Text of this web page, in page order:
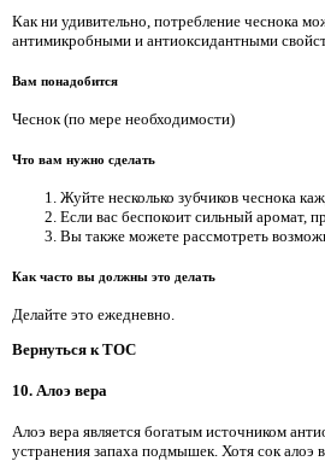
Как ни удивительно, потребление чеснока
антимикробными и антиоксидантными
Вам понадобится
Чеснок (по мере необходимости)
Что вам нужно сделать
Жуйте несколько зубчиков чеснока
Если вас беспокоит сильный аромат,
Вы также можете рассмотреть
Как часто вы должны это делать
Делайте это ежедневно.
Вернуться к TOC
10. Алоэ вера
Алоэ вера является богатым источником
устранения запаха подмышек. Хотя сок